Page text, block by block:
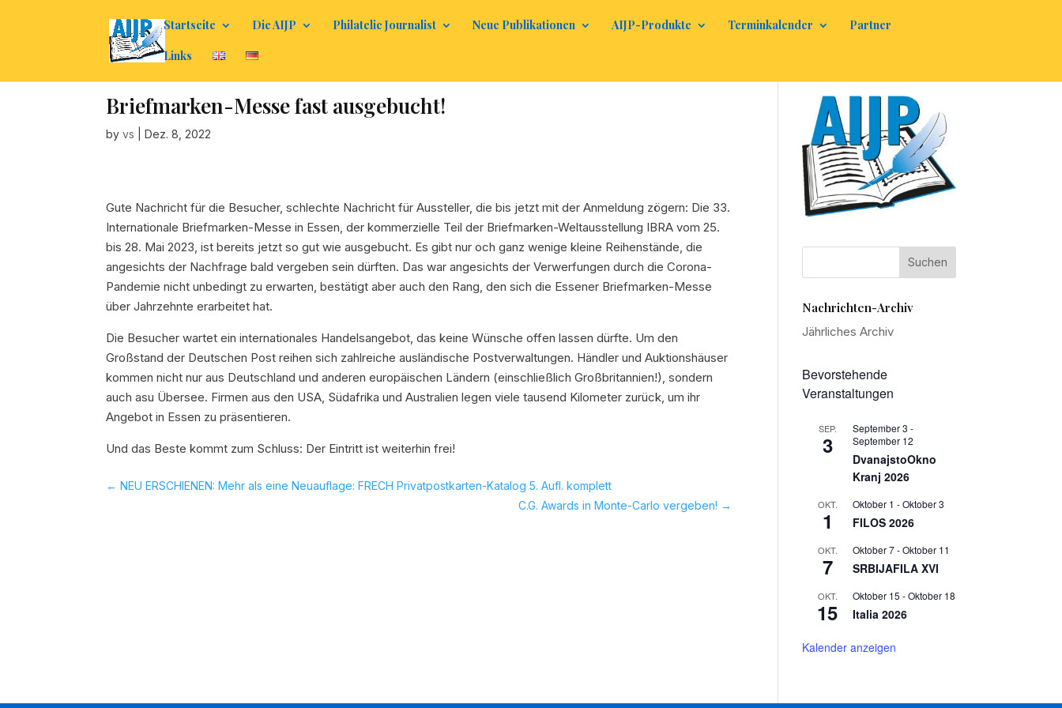
Startseite Die AIJP Philatelic Journalist Neue Publikationen AIJP-Produkte Terminkalender Partner
Links
Briefmarken-Messe fast ausgebucht!
byvs |Dez. 8, 2022
Gute Nachricht für die Besucher, schlechte Nachricht für Aussteller, die bis jetzt mit der Anmeldung zögern: Die 33.
Internationale Briefmarken-Messe in Essen, der kommerzielle Teil der Briefmarken-Weltausstellung IBRA vom 25.
bis 28. Mai 2023, ist bereits jetzt so gut wie ausgebucht. Es gibt nur och ganz wenige kleine Reihenstände, die
angesichts der Nachfrage bald vergeben sein dürften. Das war angesichts der Verwerfungen durch die Corona-
Pandemie nicht unbedingt zu erwarten, bestätigt aber auch den Rang, den sich die Essener Briefmarken-Messe
über Jahrzehnte erarbeitet hat.
Die Besucher wartet ein internationales Handelsangebot, das keine Wünsche offen lassen dürfte. Um den
Großstand der Deutschen Post reihen sich zahlreiche ausländische Postverwaltungen. Händler und Auktionshäuser
kommen nicht nur aus Deutschland und anderen europäischen Ländern (einschließlich Großbritannien!), sondern
auch asu Übersee. Firmen aus den USA, Südafrika und Australien legen viele tausend Kilometer zurück, um ihr
Angebot in Essen zu präsentieren.
Und das Beste kommt zum Schluss: Der Eintritt ist weiterhin frei!
←NEU ERSCHIENEN: Mehr als eine Neuauflage: FRECH Privatpostkarten-Katalog 5. Aufl. komplett
C.G. Awards in Monte-Carlo vergeben! →
Nachrichten-Archiv
Jährliches Archiv
Bevorstehende
Veranstaltungen
SEP.
3
September 3 -
September 12
DvanajstoOkno
Kranj 2026
OKT.
1
Oktober 1 -Oktober 3
FILOS 2026
OKT.
7
Oktober 7-Oktober 11
SRBIJAFILA XVI
OKT.
15
Oktober 15 -Oktober 18
Italia 2026
Kalender anzeigen